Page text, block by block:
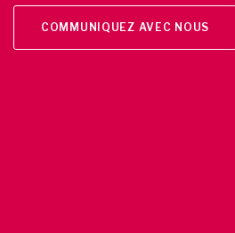
COMMUNIQUEZ AVEC NOUS